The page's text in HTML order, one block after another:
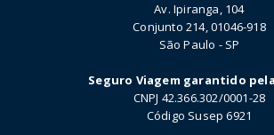
Av. Ipiranga, 104
Conjunto 214, 01046-918
São Paulo - SP
Seguro Viagem garantido pela
CNPJ 42.366.302/0001-28
Código Susep 6921